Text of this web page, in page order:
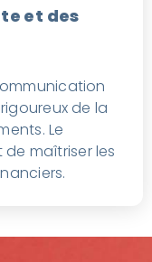
et des
de la
Le
maîtriser les